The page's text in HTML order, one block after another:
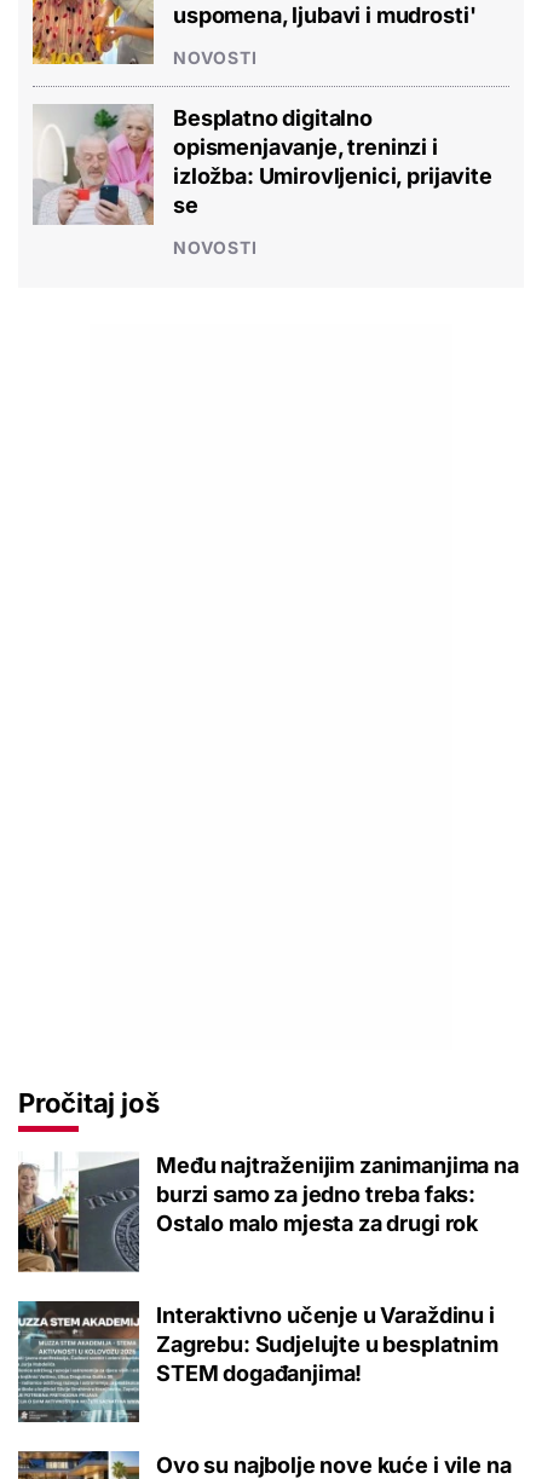
uspomena, ljubavi i mudrosti'
NOVOSTI
Besplatno digitalno
opismenjavanje, treninzi i
izložba: Umirovljenici, prijavite
se
NOVOSTI
Pročitaj još
Među najtraženijim zanimanjima na
burzi samo za jedno treba faks:
Ostalo malo mjesta za drugi rok
Interaktivno učenje u Varaždinu i
Zagrebu: Sudjelujte u besplatnim
STEM događanjima!
Ovo su najbolje nove kuće i vile na